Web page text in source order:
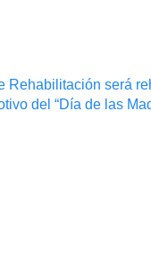
Rehabilitación será
del “Día de las